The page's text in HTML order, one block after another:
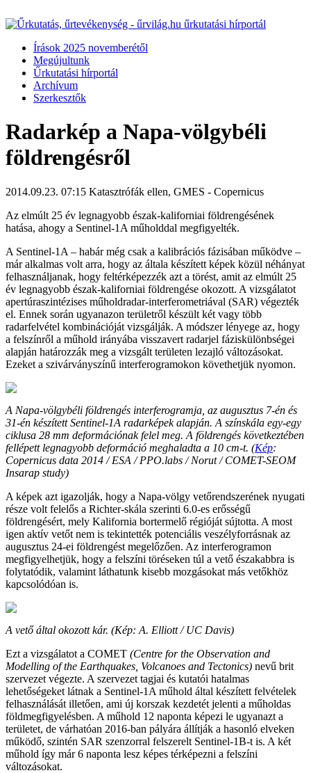
Írások 2025 novemberétől
Megújultunk
Űrkutatási hírportál
Archívum
Szerkesztők
Radarkép a Napa-völgybéli
földrengésről
2014.09.23. 07:15 Katasztrófák ellen, GMES - Copernicus
Az elmúlt 25 év legnagyobb észak-kaliforniai földrengésének
hatása, ahogy a Sentinel-1A műholddal megfigyelték.
A Sentinel-1A – habár még csak a kalibrációs fázisában működve –
már alkalmas volt arra, hogy az általa készített képek közül néhányat
felhasználjanak, hogy feltérképezzék azt a törést, amit az elmúlt 25
év legnagyobb észak-kaliforniai földrengése okozott. A vizsgálatot
apertúraszintézises műholdradar-interferometriával (SAR) végezték
el. Ennek során ugyanazon területről készült két vagy több
radarfelvétel kombinációját vizsgálják. A módszer lényege az, hogy
a felszínről a műhold irányába visszavert radarjel fáziskülönbségei
alapján határozzák meg a vizsgált területen lezajló változásokat.
Ezeket a szivárványszínű interferogramokon követhetjük nyomon.
A Napa-völgybéli földrengés interferogramja, az augusztus 7-én és
31-én készített Sentinel-1A radarképek alapján. A színskála egy-egy
ciklusa 28 mm deformációnak felel meg. A földrengés következtében
fellépett legnagyobb deformáció meghaladta a 10 cm-t. (Kép:
Copernicus data 2014 / ESA / PPO.labs / Norut / COMET-SEOM
Insarap study)
A képek azt igazolják, hogy a Napa-völgy vetőrendszerének nyugati
része volt felelős a Richter-skála szerinti 6.0-es erősségű
földrengésért, mely Kalifornia bortermelő régióját sújtotta. A most
igen aktív vetőt nem is tekintették potenciális veszélyforrásnak az
augusztus 24-ei földrengést megelőzően. Az interferogramon
megfigyelhetjük, hogy a felszíni töréseken túl a vető északabbra is
folytatódik, valamint láthatunk kisebb mozgásokat más vetőkhöz
kapcsolódóan is.
A vető által okozott kár. (Kép: A. Elliott / UC Davis)
Ezt a vizsgálatot a COMET (Centre for the Observation and
Modelling of the Earthquakes, Volcanoes and Tectonics) nevű brit
szervezet végezte. A szervezet tagjai és kutatói hatalmas
lehetőségeket látnak a Sentinel-1A műhold által készített felvételek
felhasználását illetően, ami új korszak kezdetét jelenti a műholdas
földmegfigyelésben. A műhold 12 naponta képezi le ugyanazt a
területet, de várhatóan 2016-ban pályára állítják a hasonló elveken
működő, szintén SAR szenzorral felszerelt Sentinel-1B-t is. A két
műhold így már 6 naponta lesz képes térképezni a felszíni
változásokat.